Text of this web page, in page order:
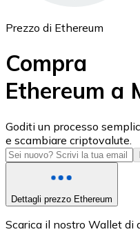
USD Coin
USDC
Prezzo di Ethereum
Compra
Ethereum a
Goditi un processo
e scambiare criptovalute.
Dettagli prezzo Ethereum
Scarica il nostro Wallet di